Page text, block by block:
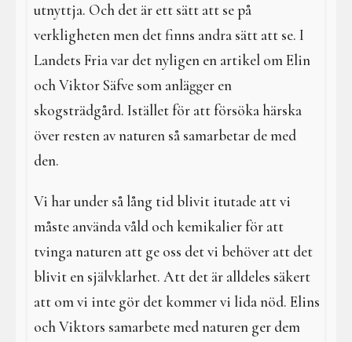
utnyttja. Och det är ett sätt att se på
verkligheten men det finns andra sätt att se. I
Landets Fria var det nyligen en artikel om Elin
och Viktor Säfve som anlägger en
skogsträdgård. Istället för att försöka härska
över resten av naturen så samarbetar de med
den.
Vi har under så lång tid blivit itutade att vi
måste använda våld och kemikalier för att
tvinga naturen att ge oss det vi behöver att det
blivit en självklarhet. Att det är alldeles säkert
att om vi inte gör det kommer vi lida nöd. Elins
och Viktors samarbete med naturen ger dem